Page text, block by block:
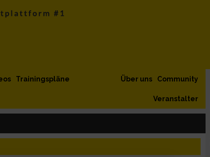
Trainingspläne Community
Über uns
Veranstalter